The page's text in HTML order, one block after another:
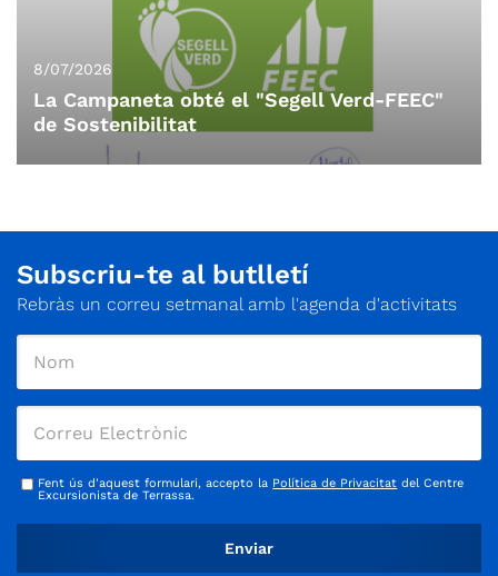
8/07/2026
La Campaneta obté el "Segell Verd-FEEC"
de Sostenibilitat
Subscriu-te al butlletí
Rebràs un correu setmanal amb l'agenda d'activitats
Fent ús d'aquest formulari, accepto la Política de Privacitat del Centre
Excursionista de Terrassa.